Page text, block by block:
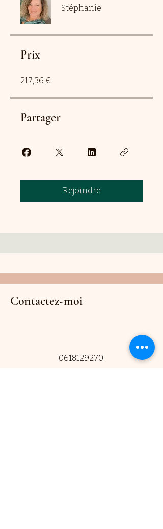
Stéphanie
Prix
217,36 €
Partager
Rejoindre
Contactez-moi
0618129270